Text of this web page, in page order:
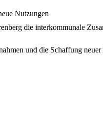
Nutzungen
die interkommunale
und die Schaffung